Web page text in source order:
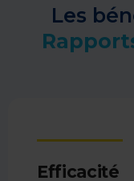
Les
Efficacité